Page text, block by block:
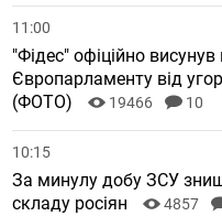
11:00
"Фідес" офіційно
Європарламенту від
(ФОТО)
19466 10
10:15
За минулу добу ЗСУ
складу росіян
4857